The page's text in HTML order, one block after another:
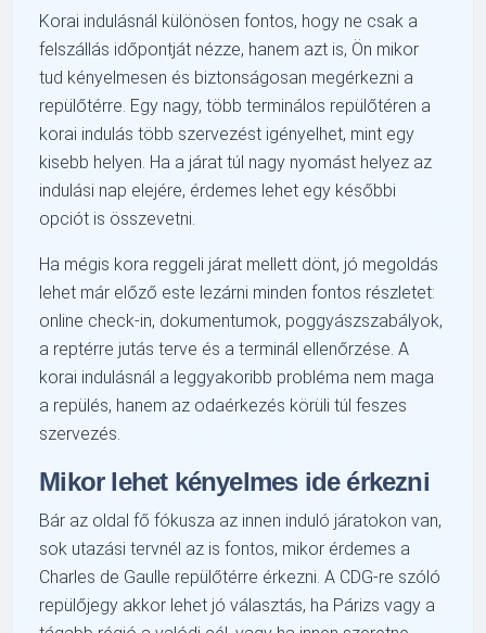
Korai indulásnál különösen fontos, hogy ne csak a
felszállás időpontját nézze, hanem azt is, Ön mikor
tud kényelmesen és biztonságosan megérkezni a
repülőtérre. Egy nagy, több terminálos repülőtéren a
korai indulás több szervezést igényelhet, mint egy
kisebb helyen. Ha a járat túl nagy nyomást helyez az
indulási nap elejére, érdemes lehet egy későbbi
opciót is összevetni.
Ha mégis kora reggeli járat mellett dönt, jó megoldás
lehet már előző este lezárni minden fontos részletet:
online check-in, dokumentumok, poggyászszabályok,
a reptérre jutás terve és a terminál ellenőrzése. A
korai indulásnál a leggyakoribb probléma nem maga
a repülés, hanem az odaérkezés körüli túl feszes
szervezés.
Mikor lehet kényelmes ide érkezni
Bár az oldal fő fókusza az innen induló járatokon van,
sok utazási tervnél az is fontos, mikor érdemes a
Charles de Gaulle repülőtérre érkezni. A CDG-re szóló
repülőjegy akkor lehet jó választás, ha Párizs vagy a